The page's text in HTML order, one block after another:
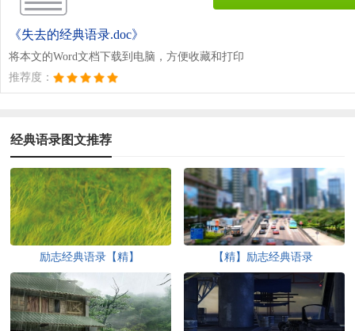
《失去的经典语录.doc》
将本文的Word文档下载到电脑，方便收藏和打印
推荐度：
经典语录图文推荐
励志经典语录【精】 【精】励志经典语录